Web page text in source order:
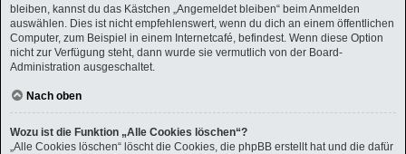
bleiben, kannst du das Kästchen „Angemeldet bleiben“ beim Anmelden
auswählen. Dies ist nicht empfehlenswert, wenn du dich an einem öffentlichen
Computer, zum Beispiel in einem Internetcafé, befindest. Wenn diese Option
nicht zur Verfügung steht, dann wurde sie vermutlich von der Board-
Administration ausgeschaltet.
Nach oben
Wozu ist die Funktion „Alle Cookies löschen“?
„Alle Cookies löschen“ löscht die Cookies, die phpBB erstellt hat und die dafür